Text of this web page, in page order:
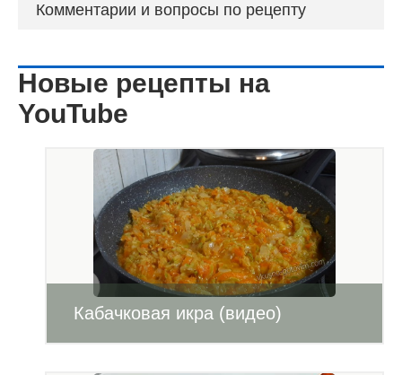
Комментарии и вопросы по рецепту
Новые рецепты на
YouTube
Кабачковая икра (видео)